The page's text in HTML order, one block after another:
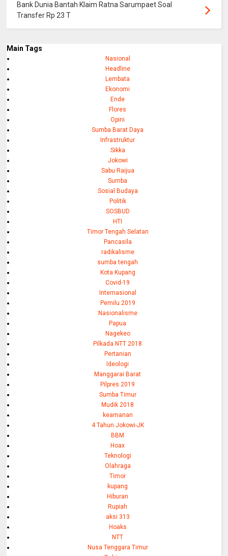
Bank Dunia Bantah Klaim Ratna Sarumpaet Soal
Transfer Rp 23 T
Main Tags
Nasional
Headline
Lembata
Ekonomi
Ende
Flores
Opini
Sumba Barat Daya
Infrastruktur
Sikka
Jokowi
Sabu Raijua
Sumba
Sosial Budaya
Politik
SOSBUD
HTI
Timor Tengah Selatan
Pancasila
radikalisme
sumba tengah
Kota Kupang
Covid-19
Internasional
Pemilu 2019
Nasionalisme
Papua
Nagekeo
Pilkada NTT 2018
Pertanian
Ideologi
Manggarai Barat
Pilpres 2019
Sumba Timur
Mudik 2018
keamanan
4 Tahun Jokowi-JK
BBM
Hoax
Teknologi
Olahraga
Timor
kupang
Hiburan
Rupiah
aksi 313
Hoaks
NTT
Nusa Tenggara Timur